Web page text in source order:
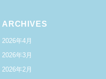
ARCHIVES
2026年4月
2026年3月
2026年2月